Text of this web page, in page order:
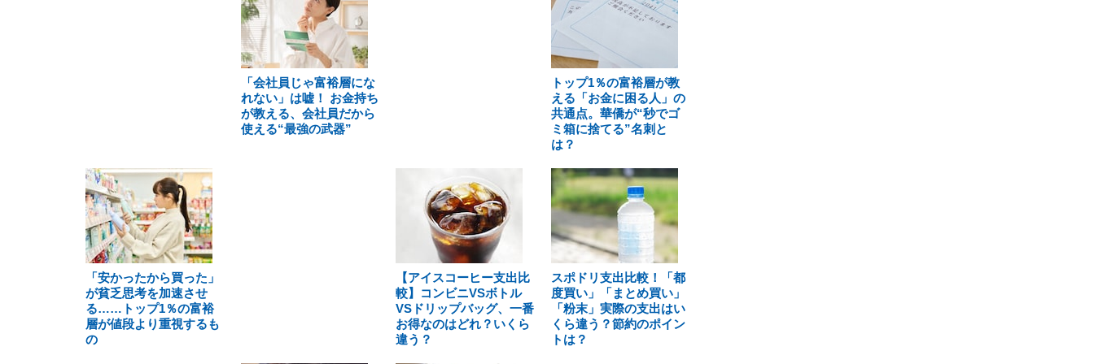
「会社員じゃ富裕層にな
れない」は嘘！ お金持ち
が教える、会社員だから
使える“最強の武器”
トップ1％の富裕層が教
える「お金に困る人」の
共通点。華僑が“秒でゴ
ミ箱に捨てる”名刺と
は？
「安かったから買った」
が貧乏思考を加速させ
る……トップ1％の富裕
層が値段より重視するも
の
【アイスコーヒー支出比
較】コンビニVSボトル
VSドリップバッグ、一番
お得なのはどれ？いくら
違う？
スポドリ支出比較！「都
度買い」「まとめ買い」
「粉末」実際の支出はい
くら違う？節約のポイン
トは？